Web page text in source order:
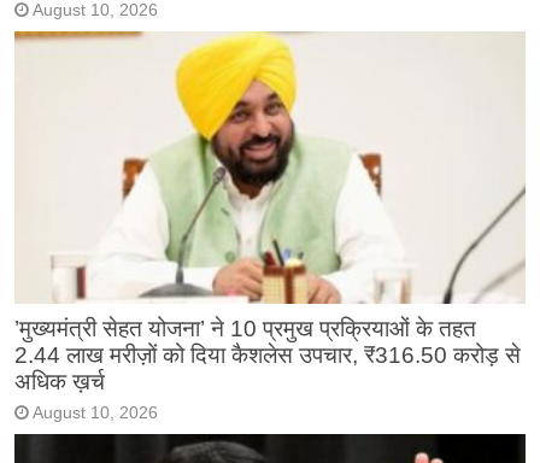
August 10, 2026
’मुख्यमंत्री सेहत योजना’ ने 10 प्रमुख प्रक्रियाओं के तहत
2.44 लाख मरीज़ों को दिया कैशलेस उपचार, ₹316.50 करोड़ से
अधिक ख़र्च
August 10, 2026